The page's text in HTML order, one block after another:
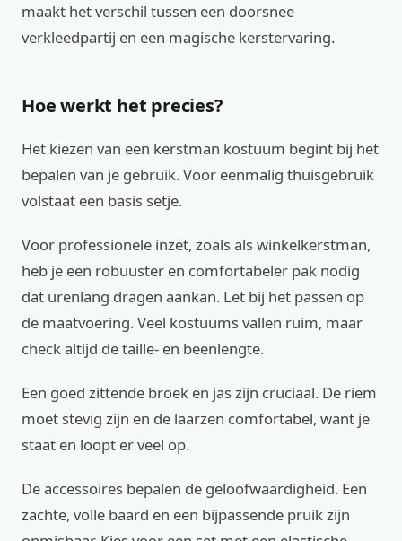
maakt het verschil tussen een doorsnee
verkleedpartij en een magische kerstervaring.
Hoe werkt het precies?
Het kiezen van een kerstman kostuum begint bij het
bepalen van je gebruik. Voor eenmalig thuisgebruik
volstaat een basis setje.
Voor professionele inzet, zoals als winkelkerstman,
heb je een robuuster en comfortabeler pak nodig
dat urenlang dragen aankan. Let bij het passen op
de maatvoering. Veel kostuums vallen ruim, maar
check altijd de taille- en beenlengte.
Een goed zittende broek en jas zijn cruciaal. De riem
moet stevig zijn en de laarzen comfortabel, want je
staat en loopt er veel op.
De accessoires bepalen de geloofwaardigheid. Een
zachte, volle baard en een bijpassende pruik zijn